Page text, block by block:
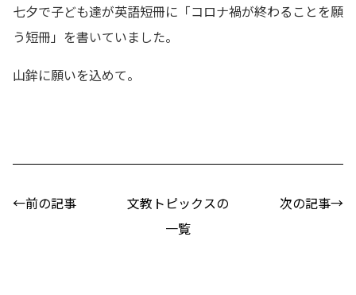
七夕で子ども達が英語短冊に「コロナ禍が終わることを願
う短冊」を書いていました。
山鉾に願いを込めて。
←前の記事
文教トピックスの
一覧
次の記事→